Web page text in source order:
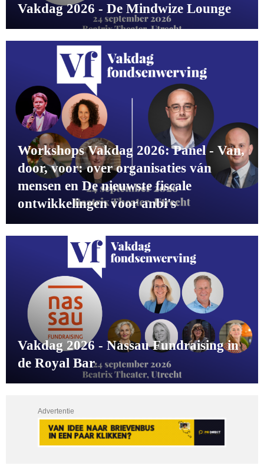
Vakdag 2026 - De Mindwize Lounge
Workshops Vakdag 2026: Panel - Van,
door, voor: over organisaties ván
mensen en De nieuwste fiscale
ontwikkelingen voor anbi's
Vakdag 2026 - Nassau Fundraising in
de Royal Bar
Advertentie